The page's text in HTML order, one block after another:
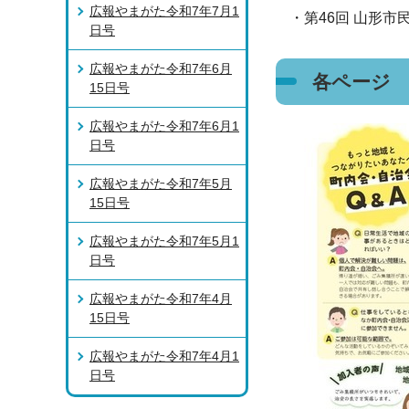
・第46回 山形市
各ページ
広報やまがた令和7年7月1
日号
広報やまがた令和7年6月
15日号
広報やまがた令和7年6月1
日号
広報やまがた令和7年5月
15日号
広報やまがた令和7年5月1
日号
広報やまがた令和7年4月
15日号
広報やまがた令和7年4月1
日号